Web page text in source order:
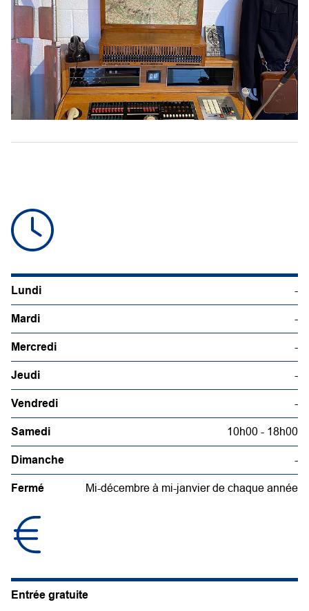
Lundi -
Mardi -
Mercredi -
Jeudi -
Vendredi -
Samedi 10h00 - 18h00
Dimanche -
Fermé Mi-décembre à mi-janvier de chaque année
Entrée gratuite